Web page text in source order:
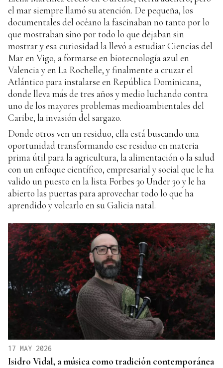
el mar siempre llamó su atención. De pequeña, los
documentales del océano la fascinaban no tanto por lo
que mostraban sino por todo lo que dejaban sin
mostrar y esa curiosidad la llevó a estudiar Ciencias del
Mar en Vigo, a formarse en biotecnología azul en
Valencia y en La Rochelle, y finalmente a cruzar el
Atlántico para instalarse en República Dominicana,
donde lleva más de tres años y medio luchando contra
uno de los mayores problemas medioambientales del
Caribe, la invasión del sargazo.
Donde otros ven un residuo, ella está buscando una
oportunidad transformando ese residuo en materia
prima útil para la agricultura, la alimentación o la salud
con un enfoque científico, empresarial y social que le ha
valido un puesto en la lista Forbes 30 Under 30 y le ha
abierto las puertas para aprovechar todo lo que ha
aprendido y volcarlo en su Galicia natal.
17 MAY 2026
Isidro Vidal, a música como tradición contemporánea